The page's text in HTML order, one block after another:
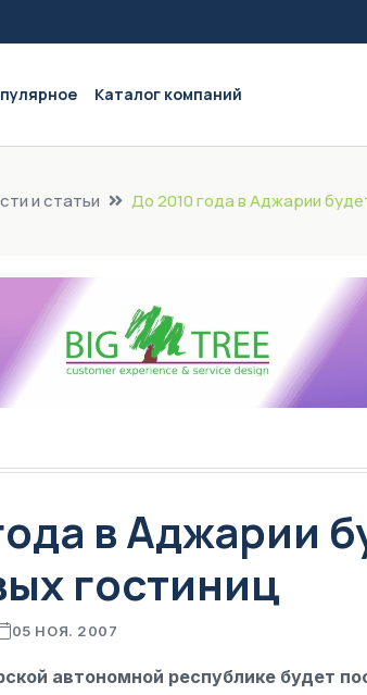
Каталог компаний
и статьи До 2010 года в Аджарии
в Аджарии
гостиниц
05 НОЯ. 2007
автономной республике будет